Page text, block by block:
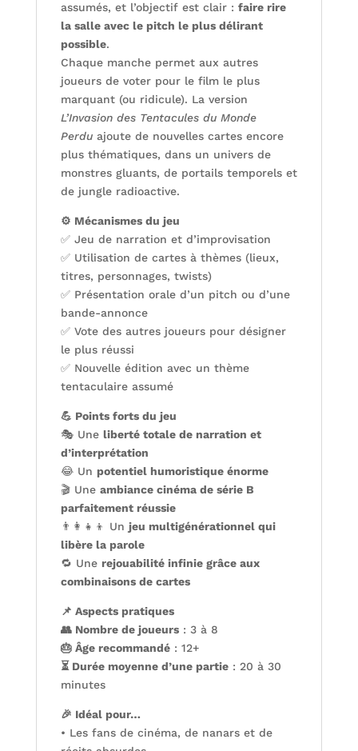
assumés, et l’objectif est clair : faire rire
la salle avec le pitch le plus délirant
possible.
Chaque manche permet aux autres
joueurs de voter pour le film le plus
marquant (ou ridicule). La version
L’Invasion des Tentacules du Monde
Perduajoute de nouvelles cartes encore
plus thématiques, dans un univers de
monstres gluants, de portails temporels et
de jungle radioactive.
⚙️ Mécanismes du jeu
✅ Jeu de narration et d’improvisation
✅ Utilisation de cartes à thèmes (lieux,
titres, personnages, twists)
✅ Présentation orale d’un pitch ou d’une
bande-annonce
✅ Vote des autres joueurs pour désigner
le plus réussi
✅ Nouvelle édition avec un thème
tentaculaire assumé
💪 Points forts du jeu
🎭 Une liberté totale de narration et
d’interprétation
😂 Un potentiel humoristique énorme
🎬 Une ambiance cinéma de série B
parfaitement réussie
👨‍👩‍👧‍👦 Un jeu multigénérationnel qui
libère la parole
🔁 Une rejouabilité infinie grâce aux
combinaisons de cartes
📌 Aspects pratiques
👥 Nombre de joueurs: 3 à 8
🎂 Âge recommandé: 12+
⏳ Durée moyenne d’une partie: 20 à 30
minutes
🎉 Idéal pour…
• Les fans de cinéma, de nanars et de